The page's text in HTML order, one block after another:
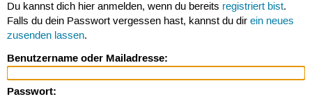
Du kannst dich hier anmelden, wenn du bereits registriert bist.
Falls du dein Passwort vergessen hast, kannst du dir ein neues
zusenden lassen.
Benutzername oder Mailadresse:
Passwort: